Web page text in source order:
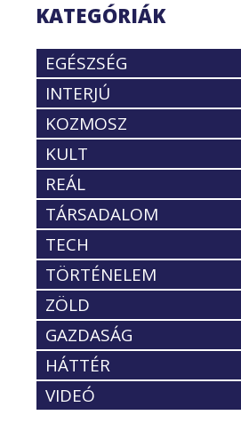
KATEGÓRIÁK
EGÉSZSÉG
INTERJÚ
KOZMOSZ
KULT
REÁL
TÁRSADALOM
TECH
TÖRTÉNELEM
ZÖLD
GAZDASÁG
HÁTTÉR
VIDEÓ